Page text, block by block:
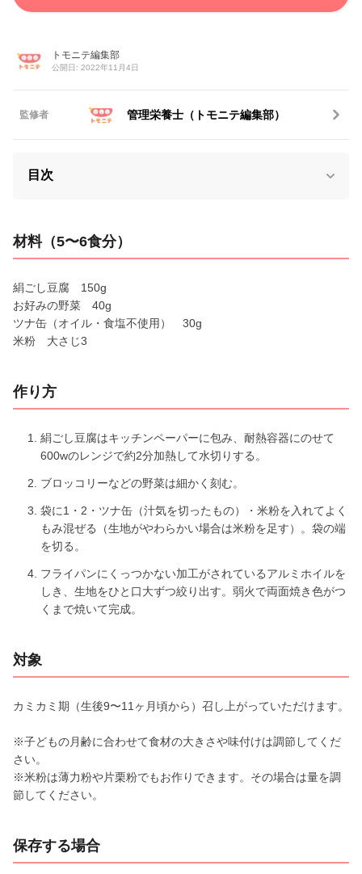
トモニテ編集部
公開日: 2022年11月4日
監修者 管理栄養士（トモニテ編集部）
目次
材料（5〜6食分）
絹ごし豆腐 150g
お好みの野菜 40g
ツナ缶（オイル・食塩不使用） 30g
米粉 大さじ3
作り方
絹ごし豆腐はキッチンペーパーに包み、耐熱容器にのせて
600wのレンジで約2分加熱して水切りする。
ブロッコリーなどの野菜は細かく刻む。
袋に1・2・ツナ缶（汁気を切ったもの）・米粉を入れてよく
もみ混ぜる（生地がやわらかい場合は米粉を足す）。袋の端
を切る。
フライパンにくっつかない加工がされているアルミホイルを
しき、生地をひと口大ずつ絞り出す。弱火で両面焼き色がつ
くまで焼いて完成。
対象
カミカミ期（生後9〜11ヶ月頃から）召し上がっていただけます。
※子どもの月齢に合わせて食材の大きさや味付けは調節してくだ
さい。
※米粉は薄力粉や片栗粉でもお作りできます。その場合は量を調
節してください。
保存する場合